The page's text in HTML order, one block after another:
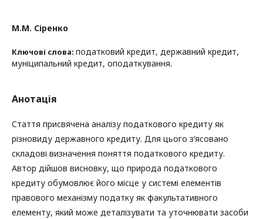
М.М. Сіренко
Ключові слова: податковий кредит, державний кредит,
муніципальний кредит, оподаткування.
Анотація
Стаття присвячена аналізу податкового кредиту як
різновиду державного кредиту. Для цього з’ясовано
складові визначення поняття податкового кредиту.
Автор дійшов висновку, що природа податкового
кредиту обумовлює його місце у системі елементів
правового механізму податку як факультативного
елементу, який може деталізувати та уточнювати засоби